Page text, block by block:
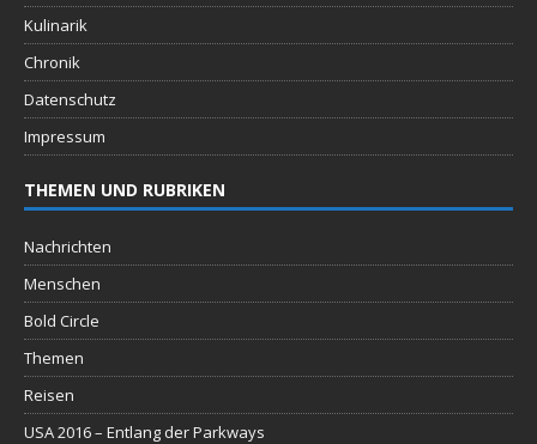
Kulinarik
Chronik
Datenschutz
Impressum
THEMEN UND RUBRIKEN
Nachrichten
Menschen
Bold Circle
Themen
Reisen
USA 2016 – Entlang der Parkways